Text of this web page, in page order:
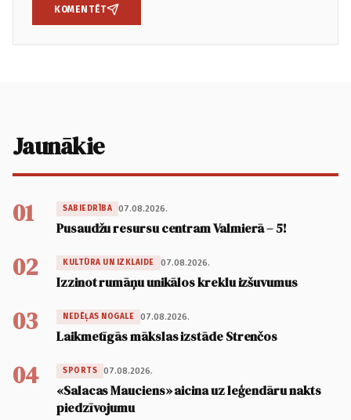
KOMENTĒT
Jaunākie
01 SABIEDRĪBA 07.08.2026.
Pusaudžu resursu centram Valmierā – 5!
02 KULTŪRA UN IZKLAIDE 07.08.2026.
Izzinot rumāņu unikālos kreklu izšuvumus
03 NEDĒĻAS NOGALE 07.08.2026.
Laikmetīgās mākslas izstāde Strenčos
04 SPORTS 07.08.2026.
«Salacas Mauciens» aicina uz leģendāru nakts
piedzīvojumu